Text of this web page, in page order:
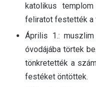
katolikus
feliratot festették a
Április 1.:
óvodájába törtek
tönkretették a
festéket öntöttek.